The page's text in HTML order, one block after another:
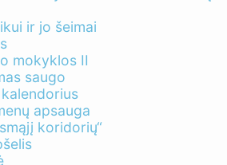
ir jo šeimai
mokyklos II
saugo
apsauga
koridorių“